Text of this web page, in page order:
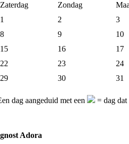
Zaterdag Zondag
1
2
3
8
9
10
15
16
17
22
23
24
29
30 31
dag aangeduid met een = dag dat
Adora